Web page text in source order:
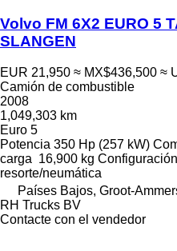
Volvo FM 6X2 EURO 5
SLANGEN
EUR 21,950 ≈ MX$436,500 ≈
Camión de combustible
2008
1,049,303 km
Euro 5
Potencia 350 Hp (257 kW)
carga 16,900 kg
resorte/neumática
Países Bajos, Groot-
RH Trucks BV
Contacte con el vendedor